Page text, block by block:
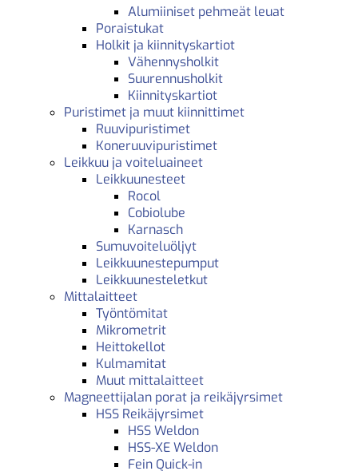
Alumiiniset pehmeät leuat
Poraistukat
Holkit ja kiinnityskartiot
Vähennysholkit
Suurennusholkit
Kiinnityskartiot
Puristimet ja muut kiinnittimet
Ruuvipuristimet
Koneruuvipuristimet
Leikkuu ja voiteluaineet
Leikkuunesteet
Rocol
Cobiolube
Karnasch
Sumuvoiteluöljyt
Leikkuunestepumput
Leikkuunesteletkut
Mittalaitteet
Työntömitat
Mikrometrit
Heittokellot
Kulmamitat
Muut mittalaitteet
Magneettijalan porat ja reikäjyrsimet
HSS Reikäjyrsimet
HSS Weldon
HSS-XE Weldon
Fein Quick-in